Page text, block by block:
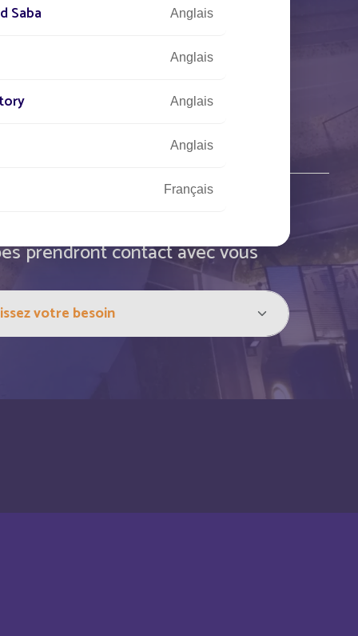
(0)5 53 77 97 41
prendront contact avec vous
Saba Anglais
Anglais
Anglais
Anglais
Français